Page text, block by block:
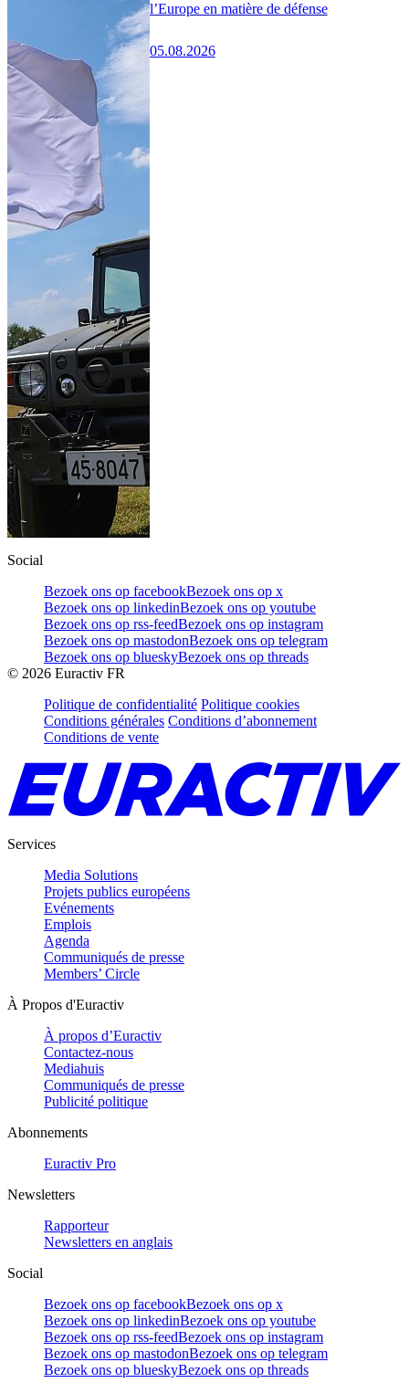
l’Europe en matière de défense
05.08.2026
Social
Bezoek ons op facebookBezoek ons op x
Bezoek ons op linkedinBezoek ons op youtube
Bezoek ons op rss-feedBezoek ons op instagram
Bezoek ons op mastodonBezoek ons op telegram
Bezoek ons op blueskyBezoek ons op threads
© 2026 Euractiv FR
Politique de confidentialité Politique cookies
Conditions générales Conditions d’abonnement
Conditions de vente
Services
Media Solutions
Projets publics européens
Evénements
Emplois
Agenda
Communiqués de presse
Members’ Circle
À Propos d'Euractiv
À propos d’Euractiv
Contactez-nous
Mediahuis
Communiqués de presse
Publicité politique
Abonnements
Euractiv Pro
Newsletters
Rapporteur
Newsletters en anglais
Social
Bezoek ons op facebookBezoek ons op x
Bezoek ons op linkedinBezoek ons op youtube
Bezoek ons op rss-feedBezoek ons op instagram
Bezoek ons op mastodonBezoek ons op telegram
Bezoek ons op blueskyBezoek ons op threads